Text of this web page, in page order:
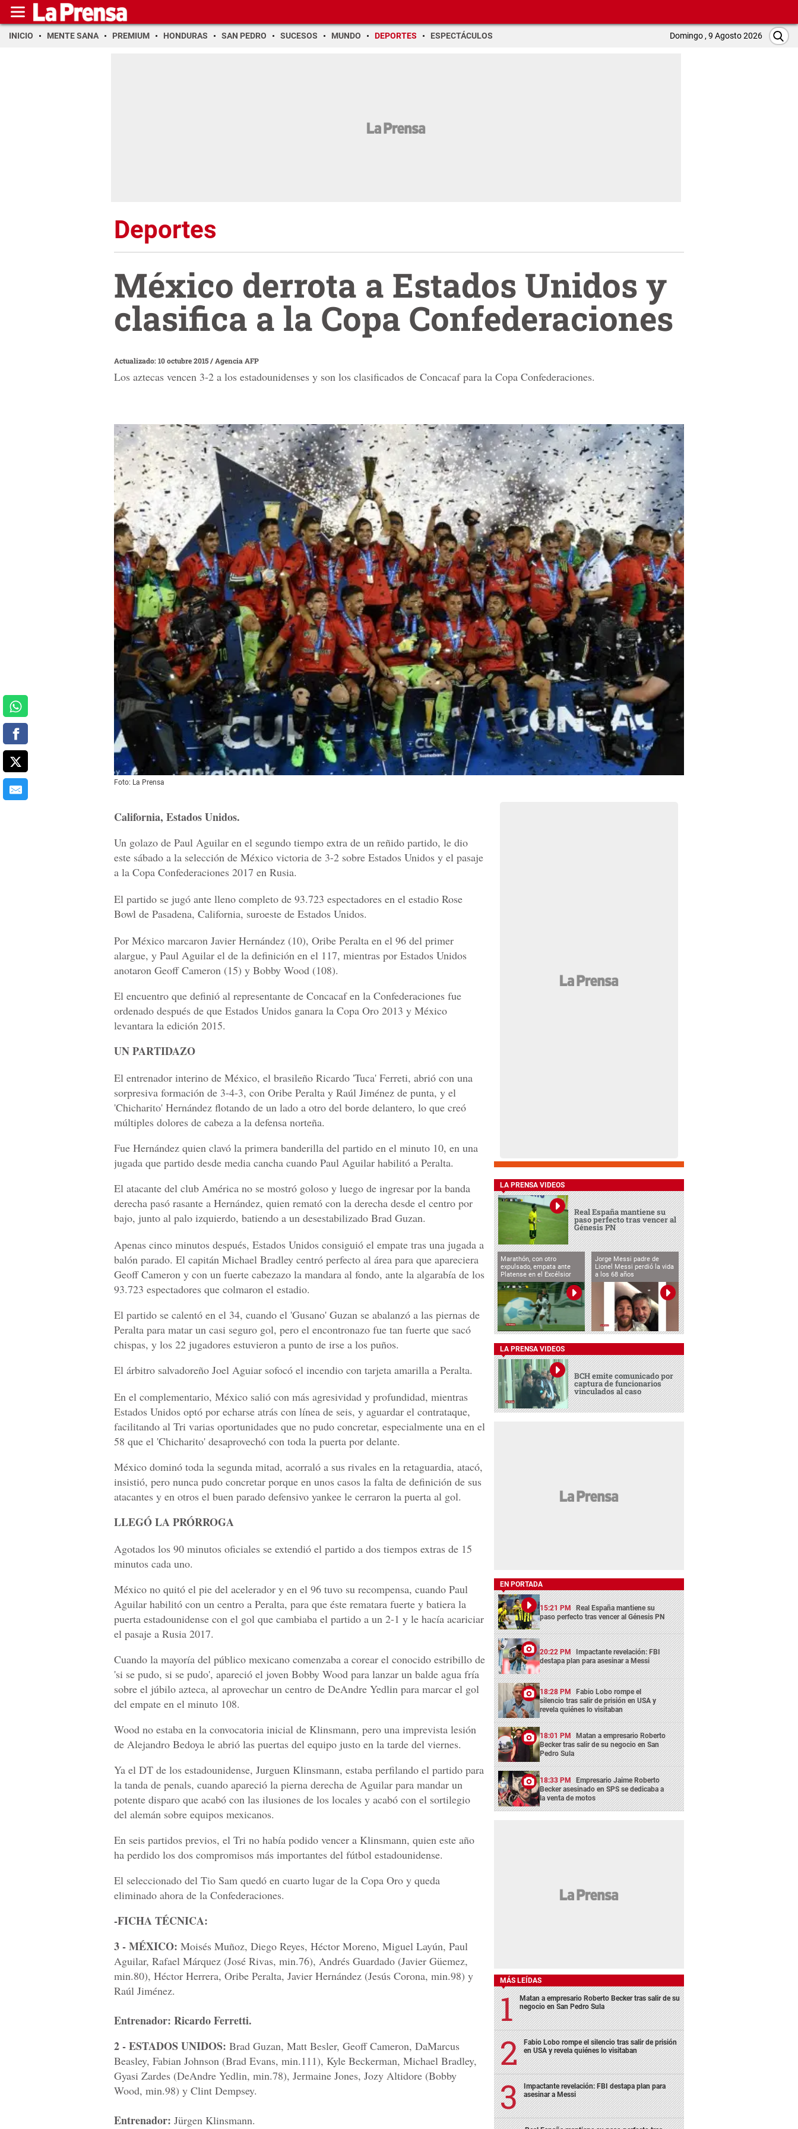
INICIO MENTE SANA PREMIUM HONDURAS SAN PEDRO SUCESOS MUNDO DEPORTES ESPECTÁCULOS Domingo , 9 Agosto 2026
Deportes
México derrota a Estados Unidos y
clasifica a la Copa Confederaciones
Actualizado: 10 octubre 2015/ Agencia AFP
Los aztecas vencen 3-2 a los estadounidenses y son los clasificados de Concacaf para la Copa Confederaciones.
Foto: La Prensa
California, Estados Unidos.
Un golazo de Paul Aguilar en el segundo tiempo extra de un reñido partido, le dio
este sábado a la selección de México victoria de 3-2 sobre Estados Unidos y el pasaje
a la Copa Confederaciones 2017 en Rusia.
El partido se jugó ante lleno completo de 93.723 espectadores en el estadio Rose
Bowl de Pasadena, California, suroeste de Estados Unidos.
Por México marcaron Javier Hernández (10), Oribe Peralta en el 96 del primer
alargue, y Paul Aguilar el de la definición en el 117, mientras por Estados Unidos
anotaron Geoff Cameron (15) y Bobby Wood (108).
El encuentro que definió al representante de Concacaf en la Confederaciones fue
ordenado después de que Estados Unidos ganara la Copa Oro 2013 y México
levantara la edición 2015.
UN PARTIDAZO
El entrenador interino de México, el brasileño Ricardo 'Tuca' Ferreti, abrió con una
sorpresiva formación de 3-4-3, con Oribe Peralta y Raúl Jiménez de punta, y el
'Chicharito' Hernández flotando de un lado a otro del borde delantero, lo que creó
múltiples dolores de cabeza a la defensa norteña.
Fue Hernández quien clavó la primera banderilla del partido en el minuto 10, en una
jugada que partido desde media cancha cuando Paul Aguilar habilitó a Peralta.
El atacante del club América no se mostró goloso y luego de ingresar por la banda
derecha pasó rasante a Hernández, quien remató con la derecha desde el centro por
bajo, junto al palo izquierdo, batiendo a un desestabilizado Brad Guzan.
Apenas cinco minutos después, Estados Unidos consiguió el empate tras una jugada a
balón parado. El capitán Michael Bradley centró perfecto al área para que apareciera
Geoff Cameron y con un fuerte cabezazo la mandara al fondo, ante la algarabía de los
93.723 espectadores que colmaron el estadio.
El partido se calentó en el 34, cuando el 'Gusano' Guzan se abalanzó a las piernas de
Peralta para matar un casi seguro gol, pero el encontronazo fue tan fuerte que sacó
chispas, y los 22 jugadores estuvieron a punto de irse a los puños.
El árbitro salvadoreño Joel Aguiar sofocó el incendio con tarjeta amarilla a Peralta.
En el complementario, México salió con más agresividad y profundidad, mientras
Estados Unidos optó por echarse atrás con línea de seis, y aguardar el contrataque,
facilitando al Tri varias oportunidades que no pudo concretar, especialmente una en el
58 que el 'Chicharito' desaprovechó con toda la puerta por delante.
México dominó toda la segunda mitad, acorraló a sus rivales en la retaguardia, atacó,
insistió, pero nunca pudo concretar porque en unos casos la falta de definición de sus
atacantes y en otros el buen parado defensivo yankee le cerraron la puerta al gol.
LLEGÓ LA PRÓRROGA
Agotados los 90 minutos oficiales se extendió el partido a dos tiempos extras de 15
minutos cada uno.
México no quitó el pie del acelerador y en el 96 tuvo su recompensa, cuando Paul
Aguilar habilitó con un centro a Peralta, para que éste rematara fuerte y batiera la
puerta estadounidense con el gol que cambiaba el partido a un 2-1 y le hacía acariciar
el pasaje a Rusia 2017.
Cuando la mayoría del público mexicano comenzaba a corear el conocido estribillo de
'si se pudo, si se pudo', apareció el joven Bobby Wood para lanzar un balde agua fría
sobre el júbilo azteca, al aprovechar un centro de DeAndre Yedlin para marcar el gol
del empate en el minuto 108.
Wood no estaba en la convocatoria inicial de Klinsmann, pero una imprevista lesión
de Alejandro Bedoya le abrió las puertas del equipo justo en la tarde del viernes.
Ya el DT de los estadounidense, Jurguen Klinsmann, estaba perfilando el partido para
la tanda de penals, cuando apareció la pierna derecha de Aguilar para mandar un
potente disparo que acabó con las ilusiones de los locales y acabó con el sortilegio
del alemán sobre equipos mexicanos.
En seis partidos previos, el Tri no había podido vencer a Klinsmann, quien este año
ha perdido los dos compromisos más importantes del fútbol estadounidense.
El seleccionado del Tio Sam quedó en cuarto lugar de la Copa Oro y queda
eliminado ahora de la Confederaciones.
-FICHA TÉCNICA:
3 - MÉXICO: Moisés Muñoz, Diego Reyes, Héctor Moreno, Miguel Layún, Paul
Aguilar, Rafael Márquez (José Rivas, min.76), Andrés Guardado (Javier Güemez,
min.80), Héctor Herrera, Oribe Peralta, Javier Hernández (Jesús Corona, min.98) y
Raúl Jiménez.
Entrenador: Ricardo Ferretti.
2 - ESTADOS UNIDOS: Brad Guzan, Matt Besler, Geoff Cameron, DaMarcus
Beasley, Fabian Johnson (Brad Evans, min.111), Kyle Beckerman, Michael Bradley,
Gyasi Zardes (DeAndre Yedlin, min.78), Jermaine Jones, Jozy Altidore (Bobby
Wood, min.98) y Clint Dempsey.
Entrenador: Jürgen Klinsmann.
LA PRENSA VIDEOS
Real España mantiene su
paso perfecto tras vencer al
Génesis PN
Marathón, con otro
expulsado, empata ante
Platense en el Excélsior
Jorge Messi padre de
Lionel Messi perdió la vida
a los 68 años
LA PRENSA VIDEOS
BCH emite comunicado por
captura de funcionarios
vinculados al caso
EN PORTADA
15:21 PM Real España mantiene su
paso perfecto tras vencer al Génesis PN
20:22 PM Impactante revelación: FBI
destapa plan para asesinar a Messi
18:28 PM Fabio Lobo rompe el
silencio tras salir de prisión en USA y
revela quiénes lo visitaban
18:01 PM Matan a empresario Roberto
Becker tras salir de su negocio en San
Pedro Sula
18:33 PM Empresario Jaime Roberto
Becker asesinado en SPS se dedicaba a
la venta de motos
MÁS LEÍDAS
Matan a empresario Roberto Becker tras salir de su
negocio en San Pedro Sula
Fabio Lobo rompe el silencio tras salir de prisión
en USA y revela quiénes lo visitaban
Impactante revelación: FBI destapa plan para
asesinar a Messi